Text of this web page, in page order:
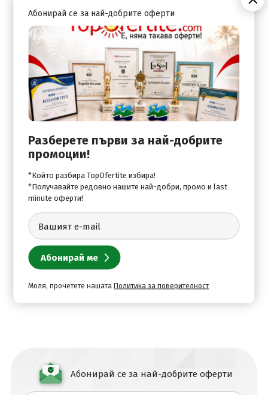
Private mini bus transfer from/to airport (extra charge)
Private taxi transfer from/to Zakynthos airport (extra
charge)
Private taxi transfer from/to Zakynthos airport (extra
charge)
Стаи:
Safe Deposit Box
Satelite TV
Horse Riding Can be arranged
Wi-Fi Internet Access
Абонирай се за най-добрите оферти
Абонирай се за най-добрите оферти
Разберете първи за най-добрите
промоции!
*Който разбира TopOfertite избира!
*Получавайте редовно нашите най-добри, промо и last
minute оферти!
Моля, прочетете нашатаПолитика за поверителност